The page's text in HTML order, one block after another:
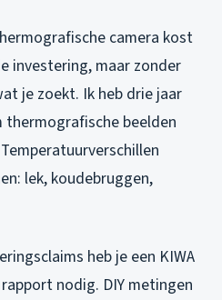
camera kost
investering, maar zonder
je zoekt. Ik heb drie jaar
beelden
lek, koudebruggen,
heb je een KIWA
nodig. DIY metingen